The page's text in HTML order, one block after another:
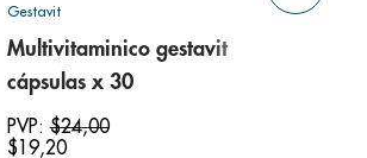
Gestavit
Multivitaminico gestavit
cápsulas x 30
PVP:$24,00
$19,20